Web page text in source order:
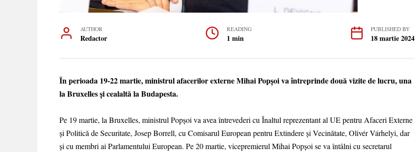
AUTHOR
Redactor
READING
1 min
PUBLISHED BY
18 martie 2024
În perioada 19-22 martie, ministrul afacerilor externe Mihai Popșoi va întreprinde două vizite de lucru, una
la Bruxelles și cealaltă la Budapesta.
Pe 19 martie, la Bruxelles, ministrul Popșoi va avea întrevederi cu Înaltul reprezentant al UE pentru Afaceri Externe
și Politică de Securitate, Josep Borrell, cu Comisarul European pentru Extindere și Vecinătate, Olivér Várhelyi, dar
și cu membri ai Parlamentului European. Pe 20 martie, vicepremierul Mihai Popșoi se va întâlni cu secretarul